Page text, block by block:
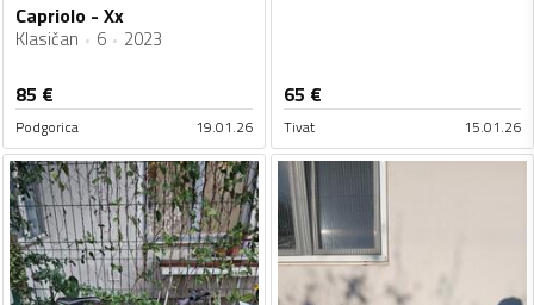
Capriolo - Xx
Klasičan 6 2023
85 €
Podgorica 19.01.26
65 €
Tivat 15.01.26